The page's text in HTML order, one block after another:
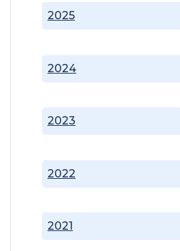
2021
2022
2023
2024
2025